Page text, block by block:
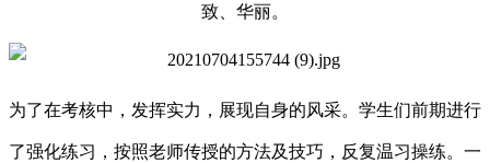
致、华丽。
为了在考核中，发挥实力，展现自身的风采。学生们前期进行
了强化练习，按照老师传授的方法及技巧，反复温习操练。 一